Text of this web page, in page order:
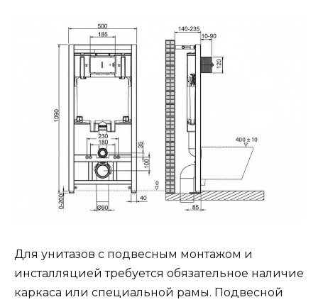
Для унитазов с подвесным монтажом и
инсталляцией требуется обязательное наличие
каркаса или специальной рамы. Подвесной